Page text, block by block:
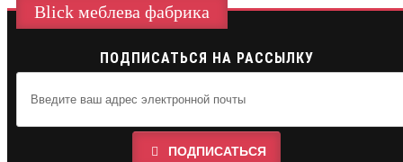
Blick меблева фабрика
ПОДПИСАТЬСЯ НА РАССЫЛКУ
ПОДПИСАТЬСЯ